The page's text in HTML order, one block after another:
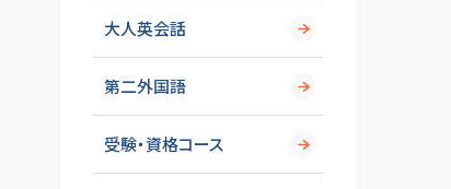
大人英会話
第二外国語
受験・資格コース